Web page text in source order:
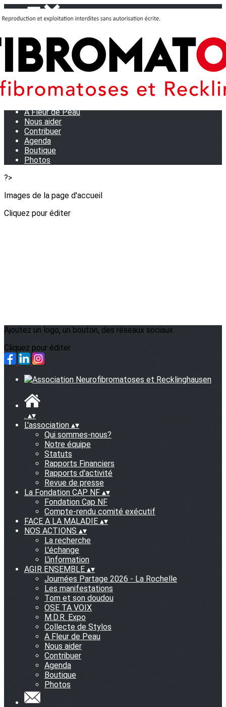
Menu
>
Journées Partage 2026 - La Rochelle
Les manifestations
Tom et son doudou
OSE TA VOIX
M.D.R. Expo
A Fleur de Peau
Nous aider
Contribuer
Agenda
Boutique
Photos
?>
Images de la page d'accueil
Cliquez pour éditer
Ajoutez un logo, un bouton, des réseaux sociaux
Cliquez pour éditer
. ▴▾
L'association ▴▾
Qui sommes-nous?
Notre équipe
Statuts
Rapports Financiers
Rapports d'activité
Revue de presse
La Fondation CAP NF ▴▾
Fondation Cap NF
Compte-rendu comité exécutif
FACE A LA MALADIE ▴▾
NOS ACTIONS ▴▾
La recherche
L'échange
L'information
AGIR ENSEMBLE ▴▾
Journées Partage 2026 - La Rochelle
Les manifestations
Tom et son doudou
OSE TA VOIX
M.D.R. Expo
Collecte de Stylos
A Fleur de Peau
Nous aider
Contribuer
Agenda
Boutique
Photos